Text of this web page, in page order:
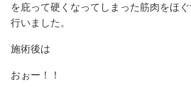
を庇って硬くなってしまった筋肉をほ
行いました。
施術後は
おぉー！！